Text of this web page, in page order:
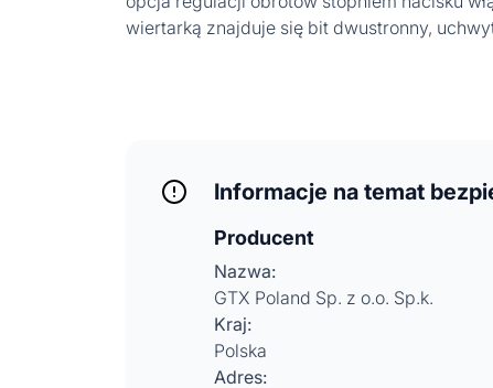
wiertarką znajduje się bit dwustronny,
Informacje na temat
Producent
Nazwa:
GTX Poland Sp. z o.o. Sp.k.
Kraj:
Polska
Adres: